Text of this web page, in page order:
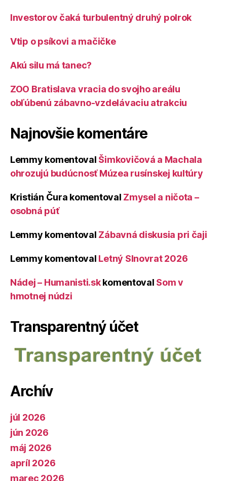
Investorov čaká turbulentný druhý polrok
Vtip o psíkovi a mačičke
Akú silu má tanec?
ZOO Bratislava vracia do svojho areálu
obľúbenú zábavno-vzdelávaciu atrakciu
Najnovšie komentáre
Lemmy komentoval Šimkovičová a Machala
ohrozujú budúcnosť Múzea rusínskej kultúry
Kristián Čura komentoval Zmysel a ničota –
osobná púť
Lemmy komentoval Zábavná diskusia pri čaji
Lemmy komentoval Letný Slnovrat 2026
Nádej – Humanisti.skkomentoval Som v
hmotnej núdzi
Transparentný účet
Archív
júl 2026
jún 2026
máj 2026
apríl 2026
marec 2026